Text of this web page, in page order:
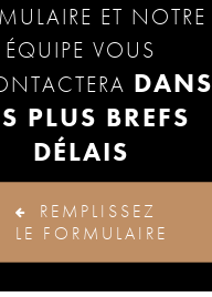
ET NOTRE
ÉQUIPE VOUS
DANS
PLUS BREFS
DÉLAIS
REMPLISSEZ
LE FORMULAIRE